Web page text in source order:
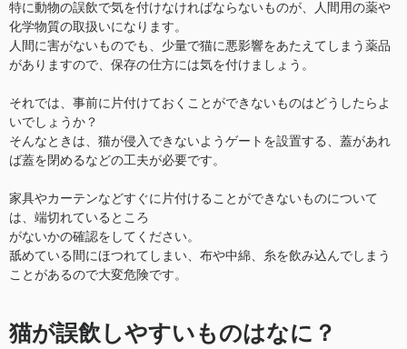
特に動物の誤飲で気を付けなければならないものが、人間用の薬や
化学物質の取扱いになります。
人間に害がないものでも、少量で猫に悪影響をあたえてしまう薬品
がありますので、保存の仕方には気を付けましょう。
それでは、事前に片付けておくことができないものはどうしたらよ
いでしょうか？
そんなときは、猫が侵入できないようゲートを設置する、蓋があれ
ば蓋を閉めるなどの工夫が必要です。
家具やカーテンなどすぐに片付けることができないものについて
は、端切れているところ
がないかの確認をしてください。
舐めている間にほつれてしまい、布や中綿、糸を飲み込んでしまう
ことがあるので大変危険です。
猫が誤飲しやすいものはなに？